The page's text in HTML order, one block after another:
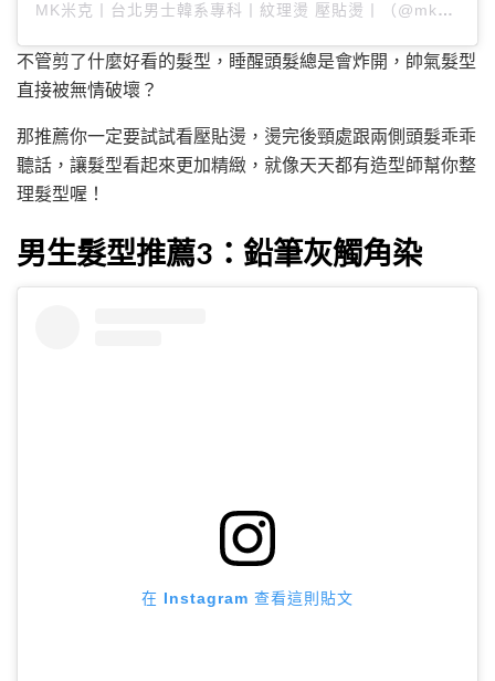
MK米克丨台北男士韓系專科丨紋理燙 壓貼燙丨（@mk_hair_7）分享的貼文
不管剪了什麼好看的髮型，睡醒頭髮總是會炸開，帥氣髮型
直接被無情破壞？
那推薦你一定要試試看壓貼燙，燙完後頸處跟兩側頭髮乖乖
聽話，讓髮型看起來更加精緻，就像天天都有造型師幫你整
理髮型喔！
男生髮型推薦3：鉛筆灰觸角染
在 Instagram 查看這則貼文